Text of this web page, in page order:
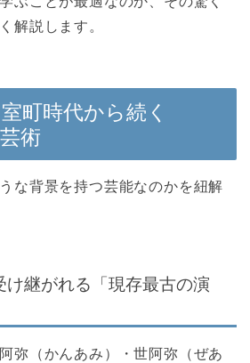
解説します。
町時代から続く
術
な背景を持つ芸能なのかを紐解
け継がれる「現存最古の演
弥（かんあみ）・世阿弥（ぜあ